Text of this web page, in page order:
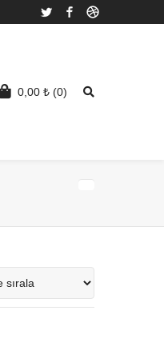
Twitter Facebook
0,00 ₺ (0)